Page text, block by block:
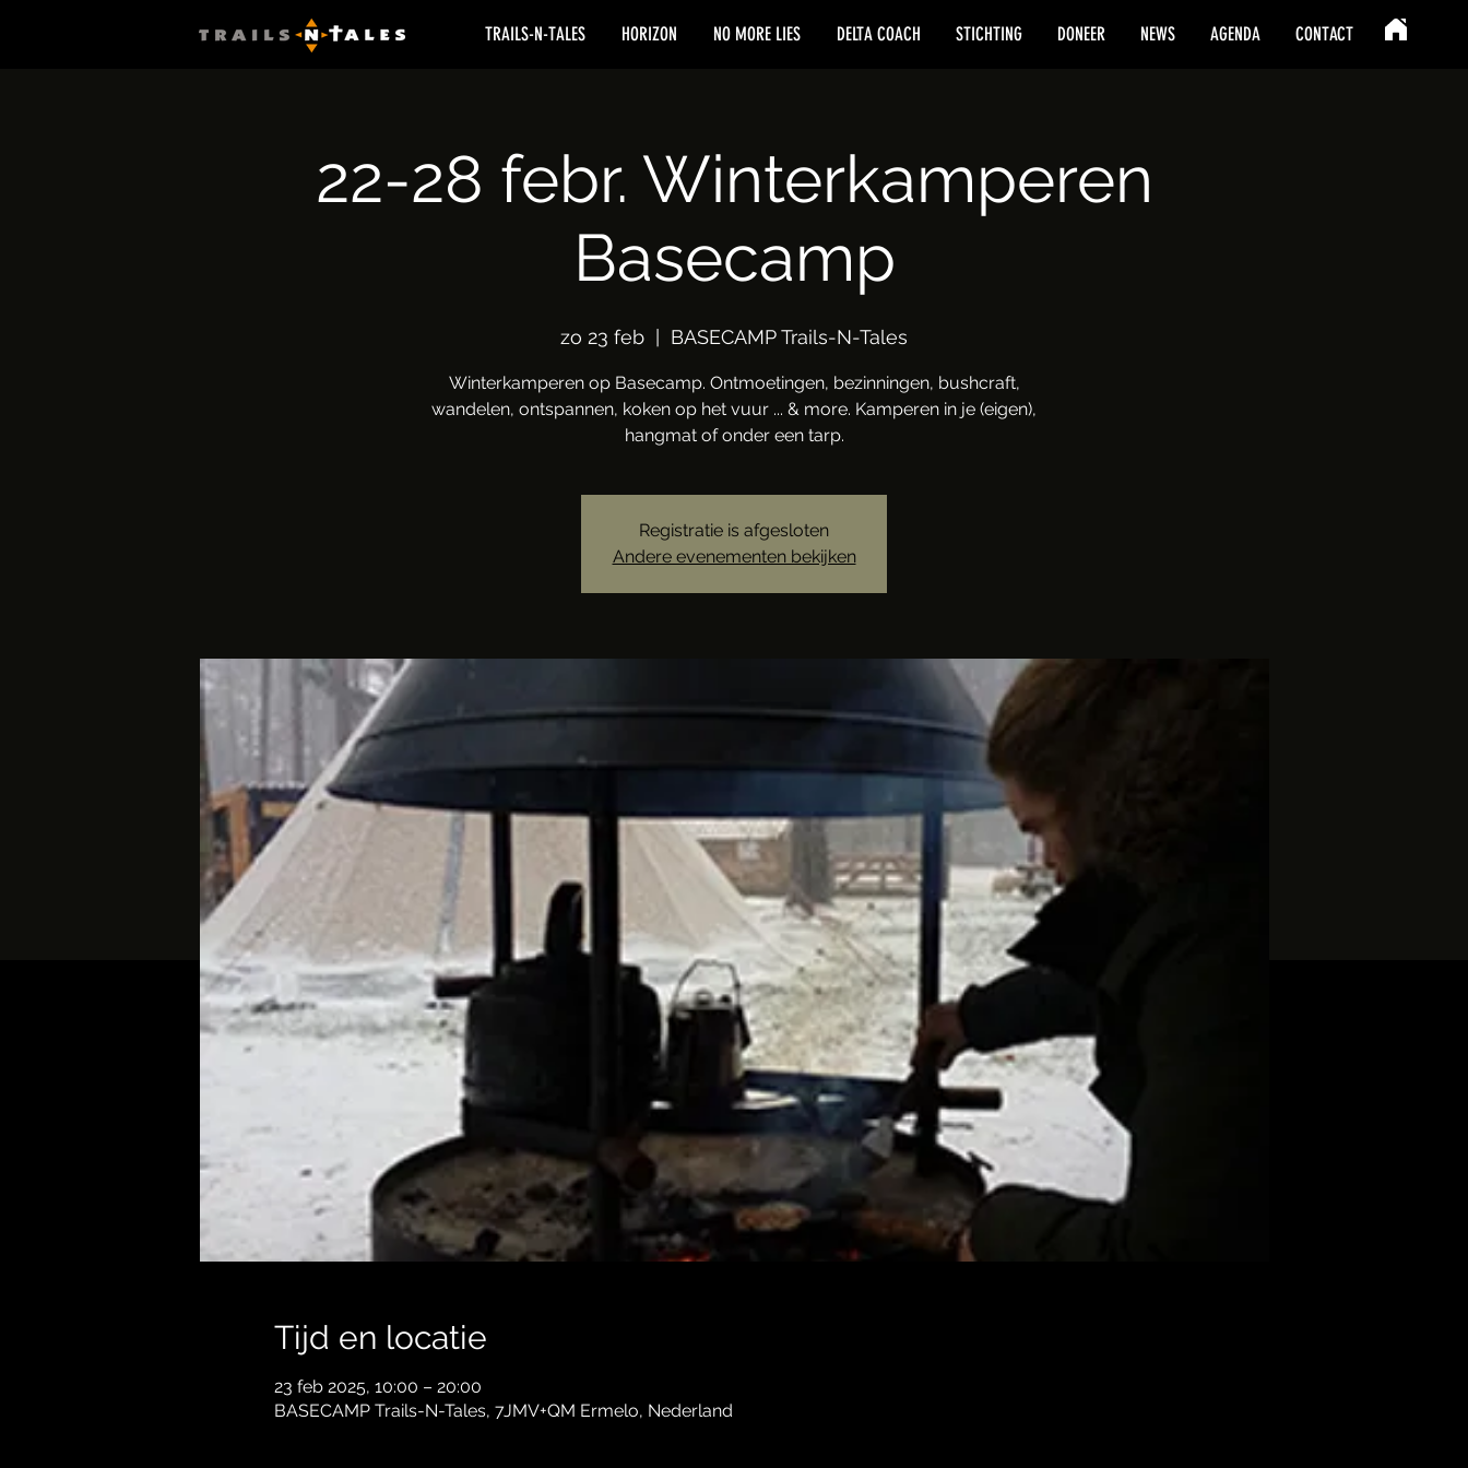
TRAILS-N-TALES HORIZON NO MORE LIES DELTA COACH STICHTING DONEER NEWS AGENDA CONTACT
22-28 febr. Winterkamperen
Basecamp
zo 23 feb BASECAMP Trails-N-Tales
Winterkamperen op Basecamp. Ontmoetingen, bezinningen, bushcraft,
wandelen, ontspannen, koken op het vuur ... & more. Kamperen in je (eigen),
hangmat of onder een tarp.
Registratie is afgesloten
Andere evenementen bekijken
Tijd en locatie
23 feb 2025, 10:00 – 20:00
BASECAMP Trails-N-Tales, 7JMV+QM Ermelo, Nederland